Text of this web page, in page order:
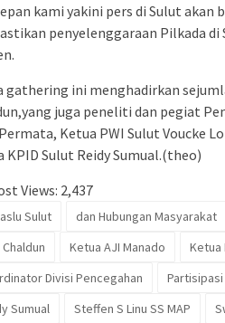
kami yakini pers di Sulut
penyelenggaraan Pilkada
gathering ini menghadirkan
juga peneliti dan pegiat
Ketua PWI Sulut Voucke
KPID Sulut Reidy Sumual.(theo)
Views: 2,437
Sulut dan Hubungan Masyarakat
Ketua AJI Manado Ketua
Divisi Pencegahan
Sumual
Steffen S Linu SS MAP